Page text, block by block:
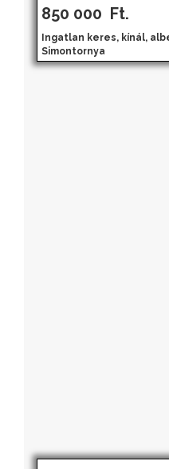
850 000 Ft.
Ingatlan keres, kínál,
Simontornya